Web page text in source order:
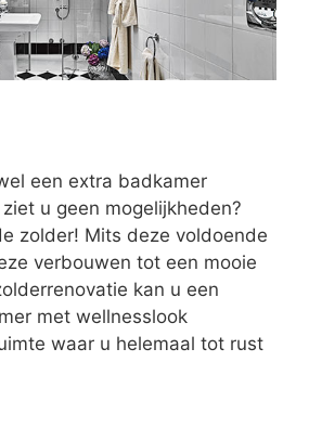
een extra badkamer
u geen mogelijkheden?
zolder! Mits deze voldoende
verbouwen tot een mooie
kan u een
met wellnesslook
waar u helemaal tot rust